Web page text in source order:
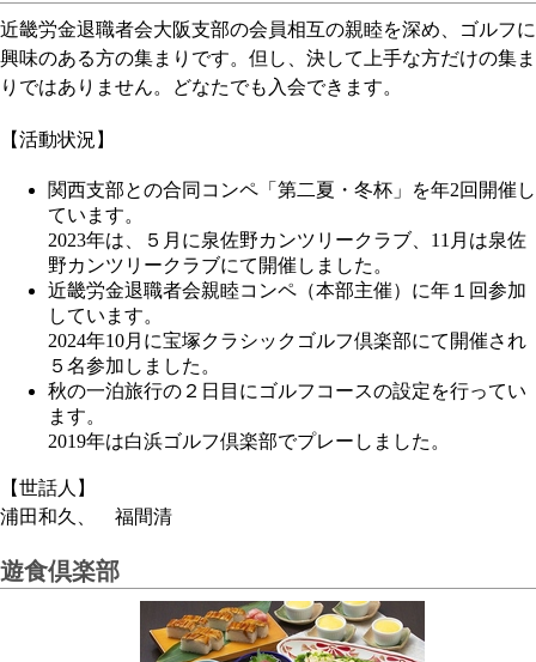
近畿労金退職者会大阪支部の会員相互の親睦を深め、ゴルフに
興味のある方の集まりです。但し、決して上手な方だけの集ま
りではありません。どなたでも入会できます。
【活動状況】
関西支部との合同コンペ「第二夏・冬杯」を年2回開催し
ています。
2023年は、５月に泉佐野カンツリークラブ、11月は泉佐
野カンツリークラブにて開催しました。
近畿労金退職者会親睦コンペ（本部主催）に年１回参加
しています。
2024年10月に宝塚クラシックゴルフ倶楽部にて開催され
５名参加しました。
秋の一泊旅行の２日目にゴルフコースの設定を行ってい
ます。
2019年は白浜ゴルフ倶楽部でプレーしました。
【世話人】
浦田和久、 福間清
遊食倶楽部